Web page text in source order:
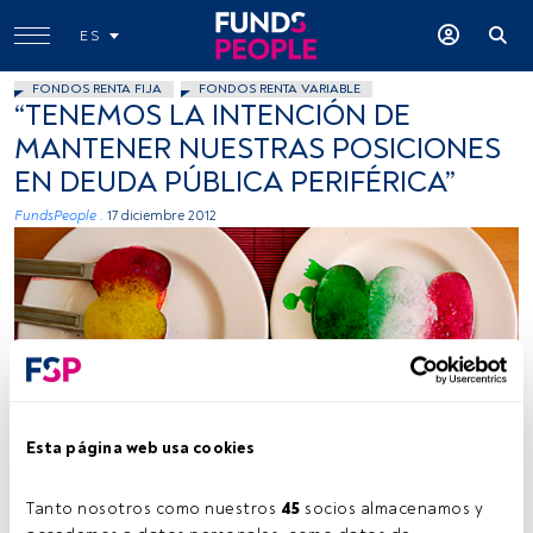
Esta página web usa cookies
Tanto nosotros como nuestros 45 socios almacenamos y
ES
FONDOS RENTA FIJA FONDOS RENTA VARIABLE
“TENEMOS LA INTENCIÓN DE
MANTENER NUESTRAS POSICIONES
EN DEUDA PÚBLICA PERIFÉRICA”
FundsPeople . 17 diciembre 2012
Tiempo lectura: 1 min.